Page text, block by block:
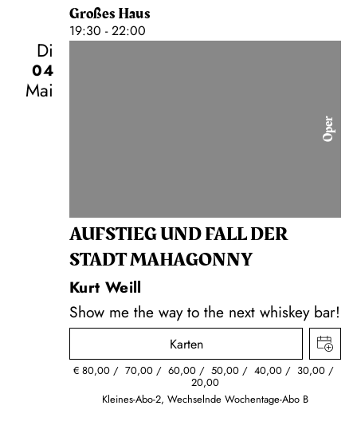
Großes Haus
19:30 - 22:00
Di
04
Mai
Oper
AUFSTIEG UND FALL DER
STADT MAHAGONNY
Kurt Weill
Show me the way to the next whiskey bar!
Karten
€ 80,00 70,00 60,00 50,00 40,00 30,00
20,00
Kleines-Abo-2, Wechselnde Wochentage-Abo B